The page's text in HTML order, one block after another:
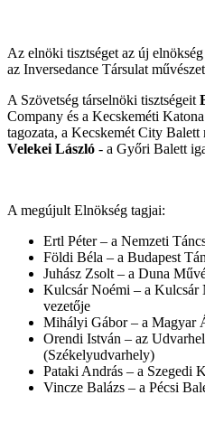
Az elnöki tisztséget az új
az Inversedance Társulat
A Szövetség társelnöki tisztségeit
Company és a Kecskeméti
tagozata, a Kecskemét City
Velekei László - a Győri Balett
A megújult Elnökség tagjai:
Ertl Péter – a Nemzeti
Földi Béla – a Budapest
Juhász Zsolt – a Duna
Kulcsár Noémi – a Kulcsár
vezetője
Mihályi Gábor – a Magyar
Orendi István – az
(Székelyudvarhely)
Pataki András – a Szegedi
Vincze Balázs – a Pécsi